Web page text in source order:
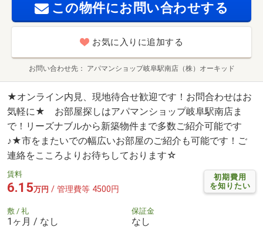
この物件にお問い合わせする
お気に入りに追加する
お問い合わせ先 アパマンショップ岐阜駅南店（株）オーキッド
★オンライン内見、現地待合せ歓迎です！お問合わせはお
気軽に★ お部屋探しはアパマンショップ岐阜駅南店ま
で！リーズナブルから新築物件まで多数ご紹介可能です
♪★市をまたいでの幅広いお部屋のご紹介も可能です！ご
連絡をこころよりお待ちしております☆
初期費用
を知りたい
賃料
6.15万円 / 管理費等 4500円
敷 / 礼
1ヶ月 / なし
保証金
なし